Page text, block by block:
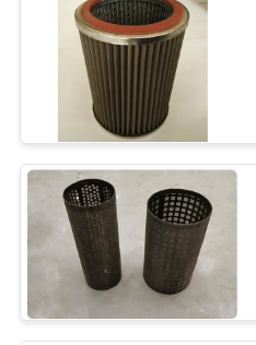
एक
उद्धरण
की
विनती
करे